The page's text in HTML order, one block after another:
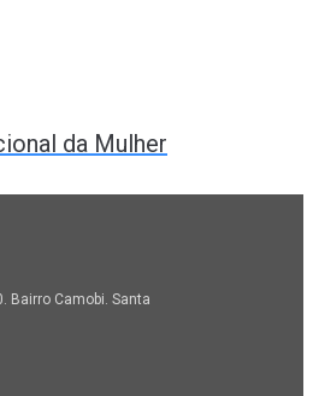
da Mulher
Bairro Camobi. Santa